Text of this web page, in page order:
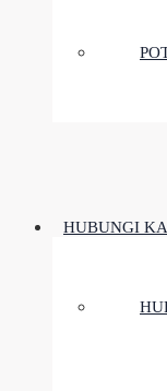
HUBUNGI